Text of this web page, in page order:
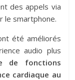
des appels via
le smartphone.
été améliorés
audio plus
de fonctions
cardiaque au